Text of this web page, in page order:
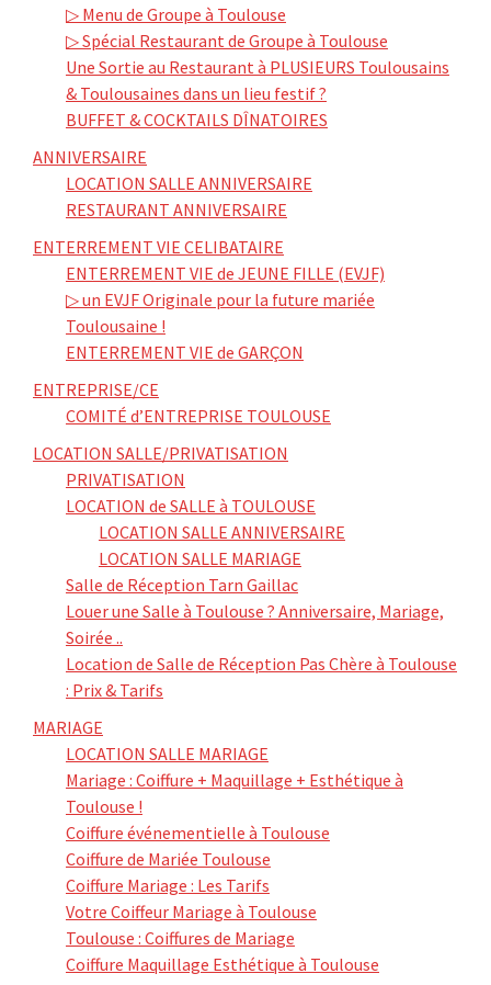
▷ Menu de Groupe à Toulouse
▷ Spécial Restaurant de Groupe à Toulouse
Une Sortie au Restaurant à PLUSIEURS Toulousains
& Toulousaines dans un lieu festif ?
BUFFET & COCKTAILS DÎNATOIRES
ANNIVERSAIRE
LOCATION SALLE ANNIVERSAIRE
RESTAURANT ANNIVERSAIRE
ENTERREMENT VIE CELIBATAIRE
ENTERREMENT VIE de JEUNE FILLE (EVJF)
▷ un EVJF Originale pour la future mariée
Toulousaine !
ENTERREMENT VIE de GARÇON
ENTREPRISE/CE
COMITÉ d’ENTREPRISE TOULOUSE
LOCATION SALLE/PRIVATISATION
PRIVATISATION
LOCATION de SALLE à TOULOUSE
LOCATION SALLE ANNIVERSAIRE
LOCATION SALLE MARIAGE
Salle de Réception Tarn Gaillac
Louer une Salle à Toulouse ? Anniversaire, Mariage,
Soirée ..
Location de Salle de Réception Pas Chère à Toulouse
: Prix & Tarifs
MARIAGE
LOCATION SALLE MARIAGE
Mariage : Coiffure + Maquillage + Esthétique à
Toulouse !
Coiffure événementielle à Toulouse
Coiffure de Mariée Toulouse
Coiffure Mariage : Les Tarifs
Votre Coiffeur Mariage à Toulouse
Toulouse : Coiffures de Mariage
Coiffure Maquillage Esthétique à Toulouse